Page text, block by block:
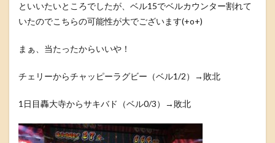
といいたいところでしたが、ベル15でベルカウンター割れて
いたのでこちらの可能性が大でございます(+o+)
まぁ、当たったからいいや！
チェリーからチャッピーラグビー（ベル1/2）→敗北
1日目轟大寺からサキバド（ベル0/3）→敗北